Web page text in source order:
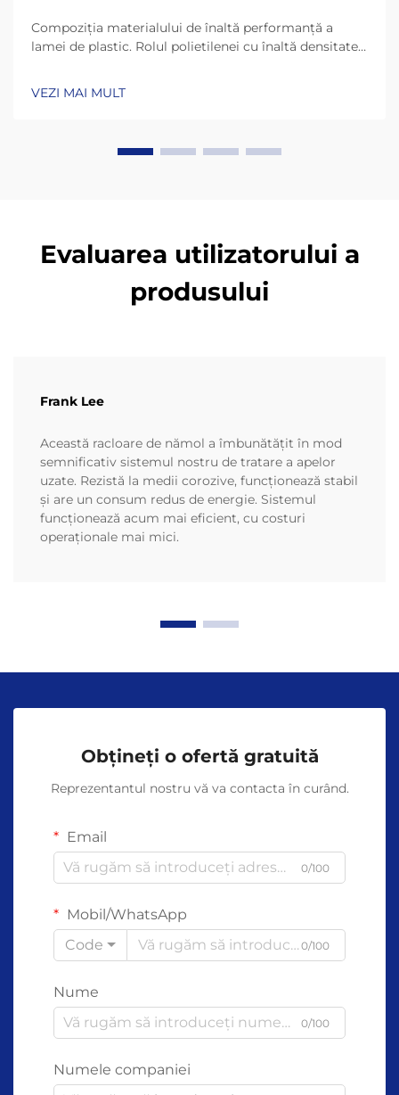
Compoziția materialului de înaltă performanță a
lamei de plastic. Rolul polietilenei cu înaltă densitate
precum HDPE (polietilenă cu înaltă densitate) și
VEZI MAI MULT
Evaluarea utilizatorului a
produsului
Frank Lee
Această racloare de nămol a îmbunătățit în mod
semnificativ sistemul nostru de tratare a apelor
uzate. Rezistă la medii corozive, funcționează stabil
și are un consum redus de energie. Sistemul
funcționează acum mai eficient, cu costuri
operaționale mai mici.
Obțineți o ofertă gratuită
Reprezentantul nostru vă va contacta în curând.
Email
0/100
Mobil/WhatsApp
Code
0/100
Nume
0/100
Numele companiei